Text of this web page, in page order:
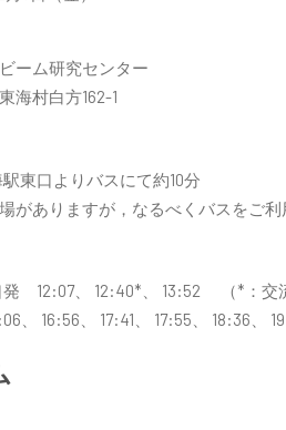
ーム研究センター
海村白方162-1
東口よりバスにて約10分
がありますが，なるべくバスをご利
発 12:07、 12:40*、 13:52 （*：交
、 16:56、 17:41、 17:55、 18:36、